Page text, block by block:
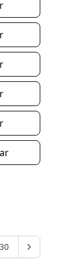
30